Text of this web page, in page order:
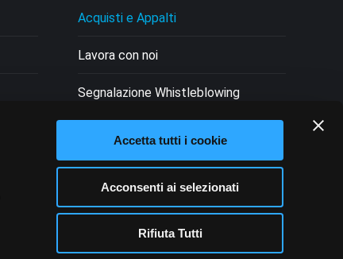
Accetta tutti i cookie
Acconsenti ai selezionati
Rifiuta Tutti
Acquisti e Appalti
Lavora con noi
Segnalazione Whistleblowing